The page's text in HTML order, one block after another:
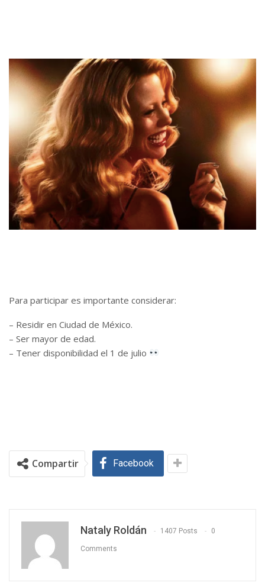
Para participar es importante considerar:
– Residir en Ciudad de México.
– Ser mayor de edad.
– Tener disponibilidad el 1 de julio
Compartir Facebook
Nataly Roldán 1407 Posts 0
Comments